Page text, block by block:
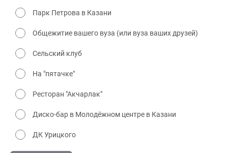
Парк Петрова в Казани
Общежитие вашего вуза (или вуза ваших друзей)
Сельский клуб
На "пятачке"
Ресторан "Акчарлак"
Диско-бар в Молодёжном центре в Казани
ДК Урицкого